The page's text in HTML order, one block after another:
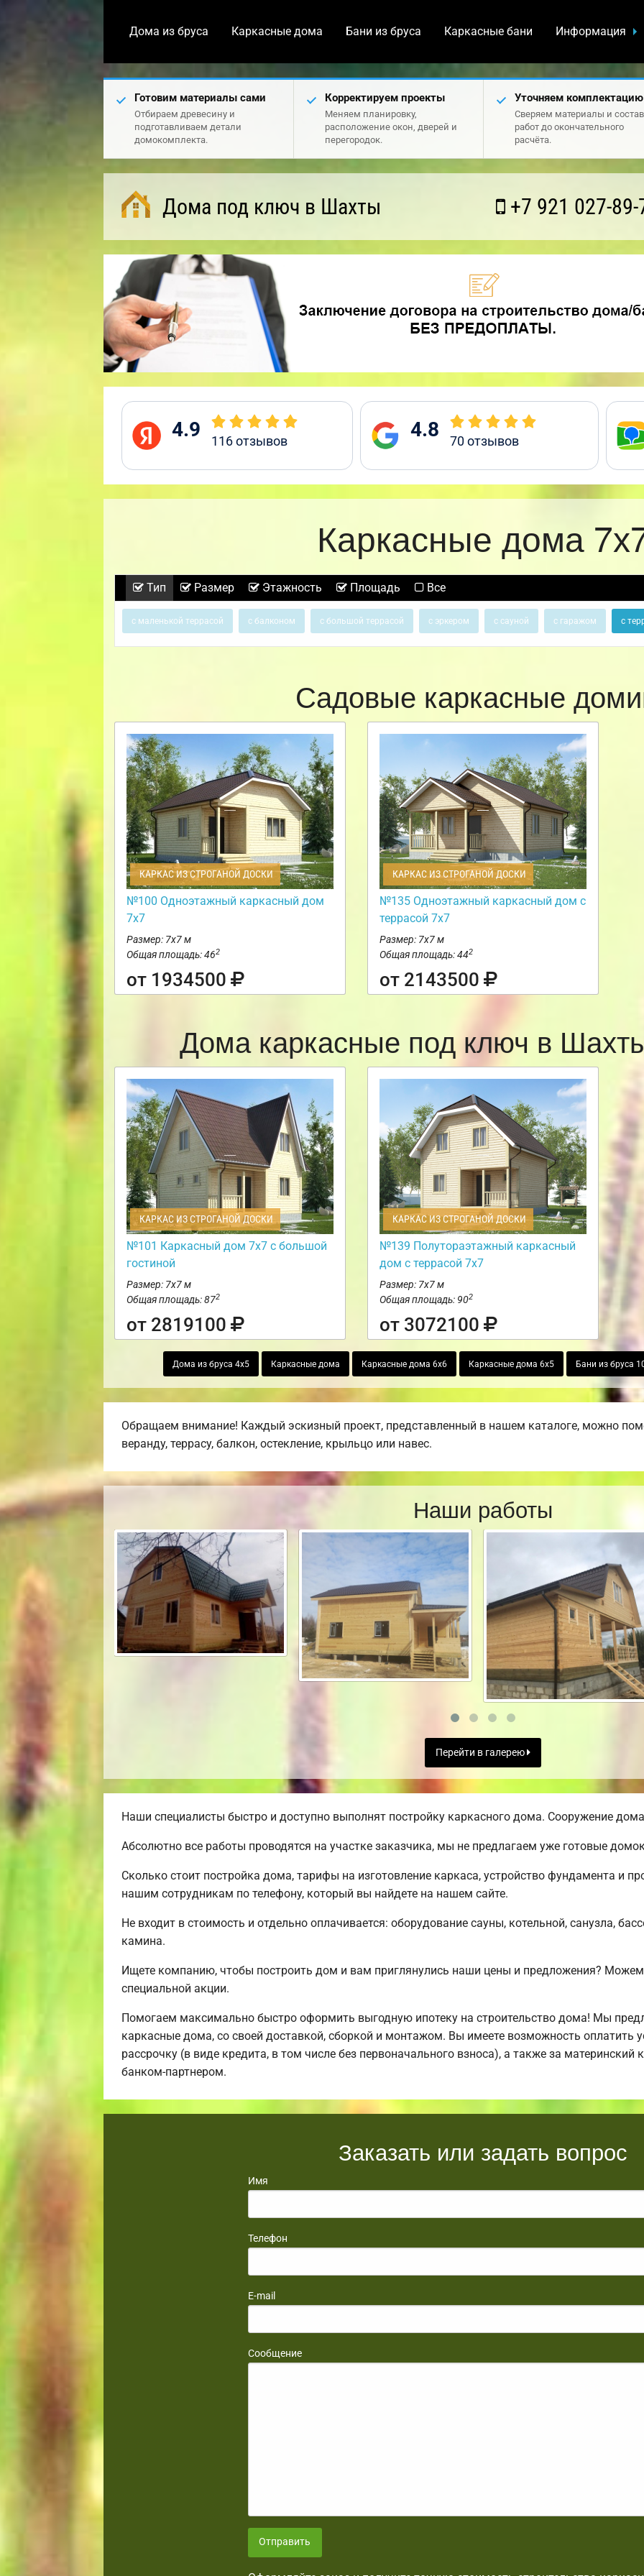
Дома из бруса Каркасные дома Бани из бруса Каркасные бани Информация
Готовим материалы сами
Отбираем древесину и
подготавливаем детали
домокомплекта.
Корректируем проекты
Меняем планировку,
расположение окон, дверей и
перегородок.
Уточняем комплектацию
Сверяем материалы и состав
работ до окончательного
расчёта.
Дома под ключ в Шахты +7 921 027-89-
4.9 116отзывов 4.8 70отзывов
Каркасные дома
Тип Размер Этажность Площадь Все
с маленькой террасой с балконом с большой террасой с эркером с сауной с гаражом с
Садовые каркасные
КАРКАС ИЗ СТРОГАНОЙ ДОСКИ
№100 Одноэтажный каркасный дом
7х7
Размер: 7х7 м
Общая площадь: 462
от 1934500
КАРКАС ИЗ СТРОГАНОЙ ДОСКИ
№135 Одноэтажный каркасный дом с
террасой 7х7
Размер: 7х7 м
Общая площадь: 442
от 2143500
Дома каркасные под ключ в
КАРКАС ИЗ СТРОГАНОЙ ДОСКИ
№101 Каркасный дом 7х7 с большой
гостиной
Размер: 7х7 м
Общая площадь: 872
от 2819100
КАРКАС ИЗ СТРОГАНОЙ ДОСКИ
№139 Полутораэтажный каркасный
дом с террасой 7х7
Размер: 7х7 м
Общая площадь: 902
от 3072100
Дома из бруса 4х5 Каркасные дома Каркасные дома 6х6 Каркасные дома 6х5 Бани из бруса
Обращаем внимание! Каждый эскизный проект, представленный в нашем каталоге, можно
веранду, террасу, балкон, остекление, крыльцо или навес.
Наши работы
Перейти в галерею
Наши специалисты быстро и доступно выполнят постройку каркасного дома. Сооружение
Абсолютно все работы проводятся на участке заказчика, мы не предлагаем уже готовые
Сколько стоит постройка дома, тарифы на изготовление каркаса, устройство фундамента и
нашим сотрудникам по телефону, который вы найдете на нашем сайте.
Не входит в стоимость и отдельно оплачивается: оборудование сауны, котельной, санузла,
камина.
Ищете компанию, чтобы построить дом и вам приглянулись наши цены и предложения?
специальной акции.
Помогаем максимально быстро оформить выгодную ипотеку на строительство дома! Мы
каркасные дома, со своей доставкой, сборкой и монтажом. Вы имеете возможность оплатить
рассрочку (в виде кредита, в том числе без первоначального взноса), а также за
банком-партнером.
Заказать или задать вопрос
Имя
Телефон
E-mail
Сообщение
Отправить